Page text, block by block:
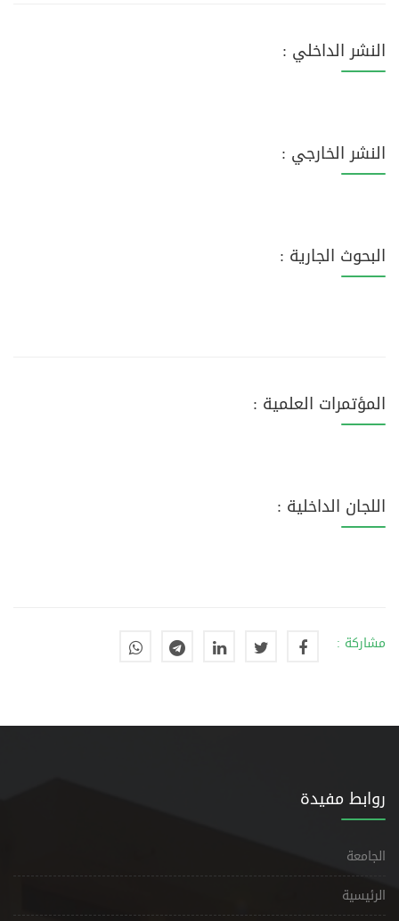
النشر الداخلي :
النشر الخارجي :
البحوث الجارية :
المؤتمرات العلمية :
اللجان الداخلية :
مشاركة :
روابط مفيدة
الجامعة
الرئيسية